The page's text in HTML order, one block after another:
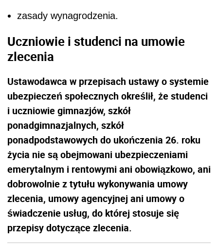
zasady wynagrodzenia.
Uczniowie i studenci na umowie
zlecenia
Ustawodawca w przepisach ustawy o systemie
ubezpieczeń społecznych określił, że studenci
i uczniowie gimnazjów, szkół
ponadgimnazjalnych, szkół
ponadpodstawowych do ukończenia 26. roku
życia nie są obejmowani ubezpieczeniami
emerytalnym i rentowymi ani obowiązkowo, ani
dobrowolnie z tytułu wykonywania umowy
zlecenia, umowy agencyjnej ani umowy o
świadczenie usług, do której stosuje się
przepisy dotyczące zlecenia.